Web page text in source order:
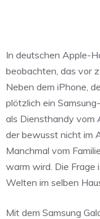
In deutschen Apple-
beobachten, das vor
Neben dem iPhone,
plötzlich ein
als Diensthandy vom
der bewusst nicht im
Manchmal vom
warm wird. Die Frage
Welten im selben
Mit dem Samsung